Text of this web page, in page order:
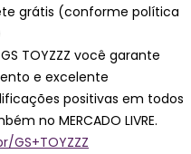
grátis (conforme política
TOYZZZ você garante
e excelente
positivas em todos
no MERCADO LIVRE.